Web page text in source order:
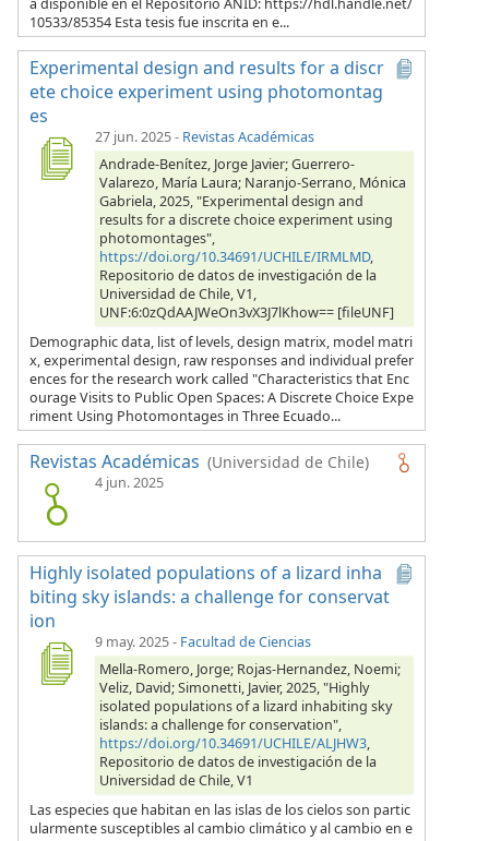
10533/85354 Esta tesis fue inscrita en e...
Experimental design and results for a discr
ete choice experiment using photomontag
es
27 jun. 2025- Revistas Académicas
Andrade-Benítez, Jorge Javier; Guerrero-
Valarezo, María Laura; Naranjo-Serrano, Mónica
Gabriela, 2025, "Experimental design and
results for a discrete choice experiment using
photomontages",
https://doi.org/10.34691/UCHILE/IRMLMD,
Repositorio de datos de investigación de la
Universidad de Chile, V1,
UNF:6:0zQdAAJWeOn3vX3J7lKhow== [fileUNF]
Demographic data, list of levels, design matrix, model matri
x, experimental design, raw responses and individual prefer
ences for the research work called "Characteristics that Enc
ourage Visits to Public Open Spaces: A Discrete Choice Expe
riment Using Photomontages in Three Ecuado...
Revistas Académicas (Universidad de Chile)
4 jun. 2025
Highly isolated populations of a lizard inha
biting sky islands: a challenge for conservat
ion
9 may. 2025- Facultad de Ciencias
Mella-Romero, Jorge; Rojas-Hernandez, Noemi;
Veliz, David; Simonetti, Javier, 2025, "Highly
isolated populations of a lizard inhabiting sky
islands: a challenge for conservation",
https://doi.org/10.34691/UCHILE/ALJHW3,
Repositorio de datos de investigación de la
Universidad de Chile, V1
Las especies que habitan en las islas de los cielos son partic
ularmente susceptibles al cambio climático y al cambio en e